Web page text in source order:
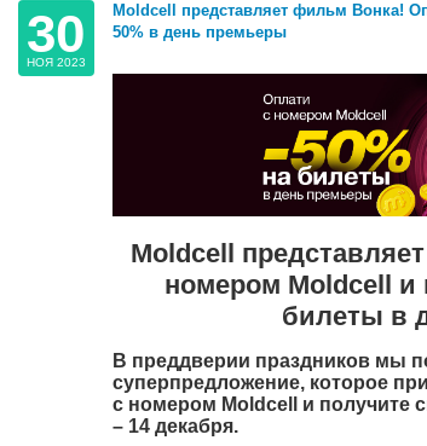
30
НОЯ 2023
Moldcell представляет фильм Вонка!
50% в день премьеры
Moldcell
номером Moldcell и
билеты в
В преддверии праздников мы
суперпредложение, которое
с номером Moldcell и получите
– 14 декабря.